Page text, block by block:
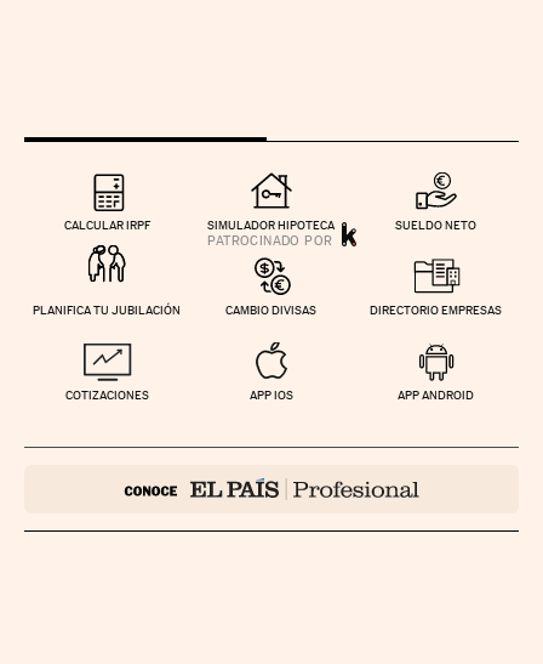
CALCULAR IRPF SIMULADOR HIPOTECA SUELDO NETO
PLANIFICA TU JUBILACIÓN CAMBIO DIVISAS DIRECTORIO EMPRESAS
COTIZACIONES APP IOS APP ANDROID